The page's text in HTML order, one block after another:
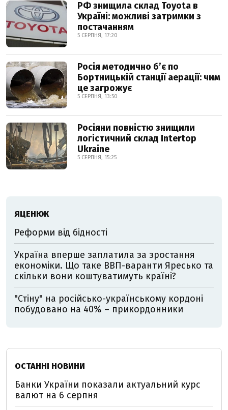
РФ знищила склад Toyota в
Україні: можливі затримки з
постачанням
5 СЕРПНЯ, 17:20
Росія методично б’є по
Бортницькій станції аерації: чим
це загрожує
5 СЕРПНЯ, 13:50
Росіяни повністю знищили
логістичний склад Intertop
Ukraine
5 СЕРПНЯ, 15:25
ЯЦЕНЮК
Реформи від бідності
Україна вперше заплатила за зростання
економіки. Що таке ВВП-варанти Яресько та
скільки вони коштуватимуть країні?
"Стіну" на російсько-українському кордоні
побудовано на 40% – прикордонники
ОСТАННІ НОВИНИ
Банки України показали актуальний курс
валют на 6 серпня